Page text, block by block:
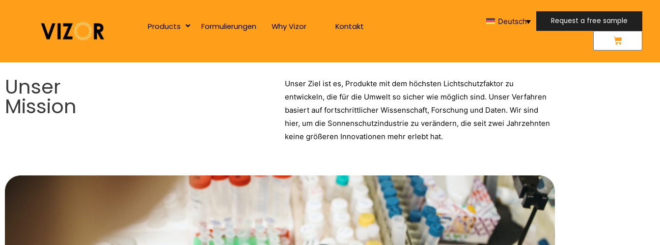
Products Formulierungen Why Vizor Kontakt Deutsch Request a free sample
Request a free sample
Unser
Mission
Unser Ziel ist es, Produkte mit dem höchsten Lichtschutzfaktor zu
entwickeln, die für die Umwelt so sicher wie möglich sind. Unser Verfahren
basiert auf fortschrittlicher Wissenschaft, Forschung und Daten. Wir sind
hier, um die Sonnenschutzindustrie zu verändern, die seit zwei Jahrzehnten
keine größeren Innovationen mehr erlebt hat.